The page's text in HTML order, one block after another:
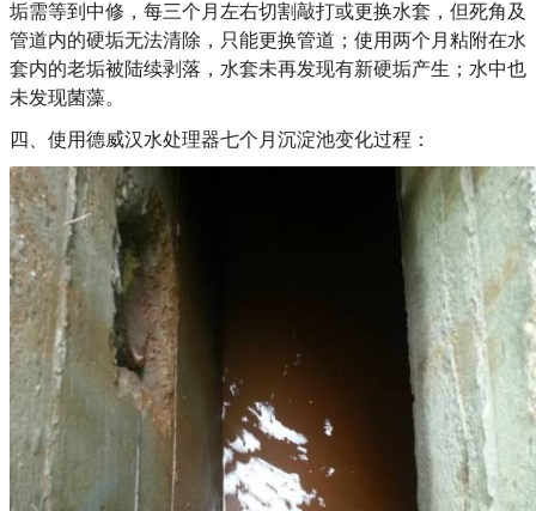
垢需等到中修，每三个月左右切割敲打或更换水套，但死角及
管道内的硬垢无法清除，只能更换管道；使用两个月粘附在水
套内的老垢被陆续剥落，水套未再发现有新硬垢产生；水中也
未发现菌藻。
四、使用德威汉水处理器七个月沉淀池变化过程：